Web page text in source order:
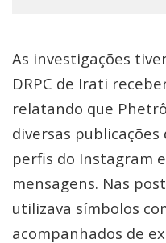
As investigações
DRPC de Irati
relatando que
diversas
perfis do Instagram
mensagens. Nas
utilizava símbolos
acompanhados de